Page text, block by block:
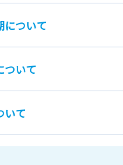
について
ついて
いて